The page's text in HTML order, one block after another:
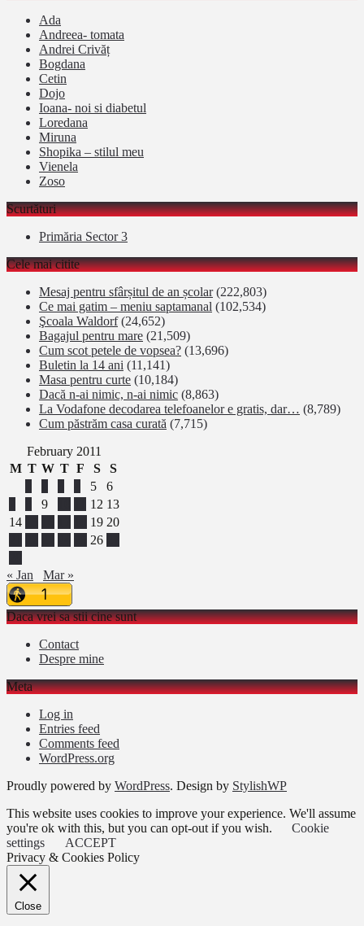
Ada
Andreea- tomata
Andrei Crivăț
Bogdana
Cetin
Dojo
Ioana- noi si diabetul
Loredana
Miruna
Shopika – stilul meu
Vienela
Zoso
Scurtături
Primăria Sector 3
Cele mai citite
Mesaj pentru sfârșitul de an școlar (222,803)
Ce mai gatim – meniu saptamanal (102,534)
Şcoala Waldorf (24,652)
Bagajul pentru mare (21,509)
Cum scot petele de vopsea? (13,696)
Buletin la 14 ani (11,141)
Masa pentru curte (10,184)
Dacă n-ai nimic, n-ai nimic (8,863)
La Vodafone decodarea telefoanelor e gratis, dar… (8,789)
Cum păstrăm casa curată (7,715)
February 2011
M T W T F S
S
5
6
9 12 13
14
19 20
26
« Jan
Mar »
Daca vrei sa stii cine sunt
Contact
Despre mine
Meta
Log in
Entries feed
Comments feed
WordPress.org
Proudly powered by WordPress. Design by StylishWP
This website uses cookies to improve your experience. We'll assume
you're ok with this, but you can opt-out if you wish.
Cookie
settings
ACCEPT
Privacy & Cookies Policy
Close